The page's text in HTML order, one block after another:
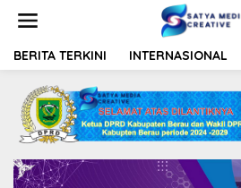
t
BERITA TERKINI INTERNASIONAL